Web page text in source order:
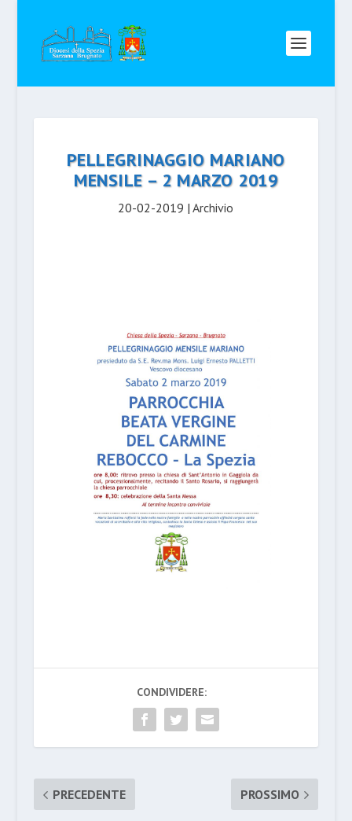
PELLEGRINAGGIO MARIANO
MENSILE – 2 MARZO 2019
20-02-2019 |Archivio
CONDIVIDERE:
PRECEDENTE PROSSIMO